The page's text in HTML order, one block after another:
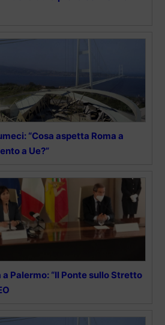
“Cosa aspetta Roma a
a Ue?”
Palermo: “Il Ponte sullo Stretto